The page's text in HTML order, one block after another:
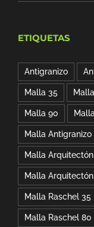
precio
$122.00.
ETIQUETAS
Antigranizo
Malla 35
Malla 90
Malla
Malla
Malla
Malla Raschel 35
Malla Raschel 80